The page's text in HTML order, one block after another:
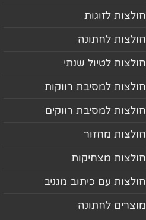
חולצות לזוגות
חולצות לחתונה
חולצות לטיול שנתי
חולצות למסיבת רווקות
חולצות למסיבת רווקים
חולצות מחזור
חולצות מצחיקות
חולצות עם כיתוב מגניב
מוצרים לחתונה